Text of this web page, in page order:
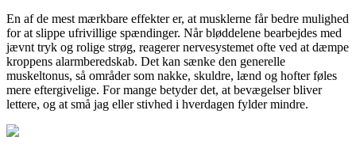
En af de mest mærkbare effekter er, at musklerne får bedre mulighed
for at slippe ufrivillige spændinger. Når bløddelene bearbejdes med
jævnt tryk og rolige strøg, reagerer nervesystemet ofte ved at dæmpe
kroppens alarmberedskab. Det kan sænke den generelle
muskeltonus, så områder som nakke, skuldre, lænd og hofter føles
mere eftergivelige. For mange betyder det, at bevægelser bliver
lettere, og at små jag eller stivhed i hverdagen fylder mindre.